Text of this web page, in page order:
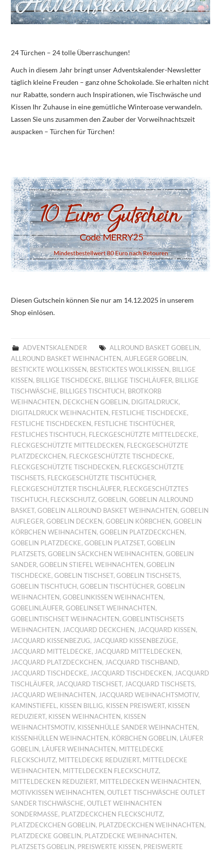
24 Türchen – 24 tolle Überraschungen!
Auch in diesem Jahr bringt unser Adventskalender-Newsletter
täglich kleine Freuden – ganz ohne Schokolade. Sie erhalten nicht
nur Rabatte, sondern auch Inspirationen, wie Tischwäsche und
Kissen Ihr Zuhause in eine gemütliche Winteroase verwandeln.
Lassen Sie uns zusammen den Zauber der Vorweihnachtszeit
auspacken – Türchen für Türchen!
Diesen Gutschein können Sie nur am 14.12.2025 in unserem
Shop einlösen.
ADVENTSKALENDER ALLROUND BASKET GOBELIN,
ALLROUND BASKET WEIHNACHTEN,AUFLEGER GOBELIN,
BESTICKTE WOLLKISSEN, BESTICKTES WOLLKISSEN, BILLIGE
KISSEN, BILLIGE TISCHDECKE, BILLIGE TISCHLÄUFER, BILLIGE
TISCHWÄSCHE, BILLIGES TISCHTUCH, BROTKORB
WEIHNACHTEN, DECKCHEN GOBELIN, DIGITALDRUCK,
DIGITALDRUCK WEIHNACHTEN, FESTLICHE TISCHDECKE,
FESTLICHE TISCHDECKEN, FESTLICHE TISCHTÜCHER,
FESTLICHES TISCHTUCH, FLECKGESCHÜTZTE MITTELDECKE,
FLECKGESCHÜTZTE MITTELDECKEN, FLECKGESCHÜTZTE
PLATZDECKCHEN, FLECKGESCHÜTZTE TISCHDECKE,
FLECKGESCHÜTZTE TISCHDECKEN, FLECKGESCHÜTZTE
TISCHSETS, FLECKGESCHÜTZTE TISCHTÜCHER,
FLECKGESCHÜTZTER TISCHLÄUFER, FLECKGESCHÜTZTES
TISCHTUCH, FLECKSCHUTZ,GOBELIN,GOBELIN ALLROUND
BASKET,GOBELIN ALLROUND BASKET WEIHNACHTEN,GOBELIN
AUFLEGER,GOBELIN DECKEN,GOBELIN KÖRBCHEN,GOBELIN
KÖRBCHEN WEIHNACHTEN,GOBELIN PLATZDECKCHEN,
GOBELIN PLATZDECKE,GOBELIN PLATZSET,GOBELIN
PLATZSETS,GOBELIN SÄCKCHEN WEIHNACHTEN,GOBELIN
SANDER,GOBELIN STIEFEL WEIHNACHTEN,GOBELIN
TISCHDECKE,GOBELIN TISCHSET,GOBELIN TISCHSETS,
GOBELIN TISCHTUCH,GOBELIN TISCHTÜCHER,GOBELIN
WEIHNACHTEN,GOBELINKISSEN WEIHNACHTEN,
GOBELINLÄUFER,GOBELINSET WEIHNACHTEN,
GOBELINTISCHSET WEIHNACHTEN,GOBELINTISCHSETS
WEIHNACHTEN, JACQUARD DECKCHEN, JACQUARD KISSEN,
JACQUARD KISSENBEZUG, JACQUARD KISSENBEZÜGE,
JACQUARD MITTELDECKE, JACQUARD MITTELDECKEN,
JACQUARD PLATZDECKCHEN, JACQUARD TISCHBAND,
JACQUARD TISCHDECKE, JACQUARD TISCHDECKEN, JACQUARD
TISCHLÄUFER, JACQUARD TISCHSET, JACQUARD TISCHSETS,
JACQUARD WEIHNACHTEN, JACQUARD WEIHNACHTSMOTIV,
KAMINSTIEFEL , KISSEN BILLIG, KISSEN PREISWERT, KISSEN
REDUZIERT, KISSEN WEIHNACHTEN, KISSEN
WEIHNACHTSMOTIV, KISSENHÜLLE SANDER WEIHNACHTEN,
KISSENHÜLLEN WEIHNACHTEN, KÖRBCHEN GOBELIN, LÄUFER
GOBELIN, LÄUFER WEIHNACHTEN, MITTELDECKE
FLECKSCHUTZ, MITTELDECKE REDUZIERT, MITTELDECKE
WEIHNACHTEN, MITTELDECKEN FLECKSCHUTZ,
MITTELDECKEN REDUZIERT, MITTELDECKEN WEIHNACHTEN,
MOTIVKISSEN WEIHNACHTEN,OUTLET TISCHWÄSCHE OUTLET
SANDER TISCHWÄSCHE,OUTLET WEIHNACHTEN
SONDERMASSE , PLATZDECKCHEN FLECKSCHUTZ,
PLATZDECKCHEN GOBELIN, PLATZDECKCHEN WEIHNACHTEN,
PLATZDECKE GOBELIN, PLATZDECKE WEIHNACHTEN,
PLATZSETS GOBELIN, PREISWERTE KISSEN, PREISWERTE